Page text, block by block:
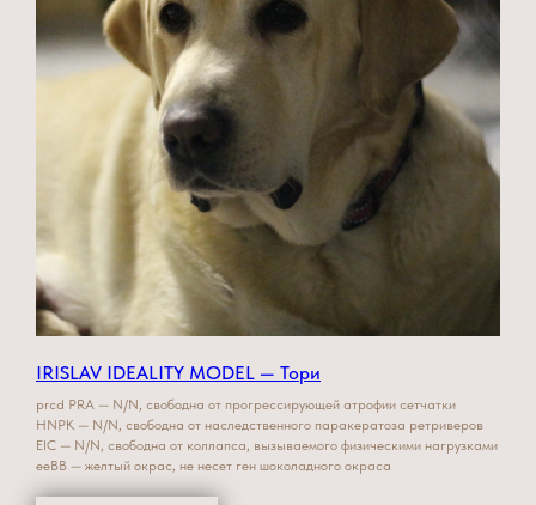
IRISLAV IDEALITY MODEL — Тори
prcd PRA — N/N, свободна от прогрессирующей атрофии сетчатки
HNPK — N/N, свободна от наследственного паракератоза ретриверов
EIC — N/N, свободна от коллапса, вызываемого физическими нагрузками
eeBB — желтый окрас, не несет ген шоколадного окраса